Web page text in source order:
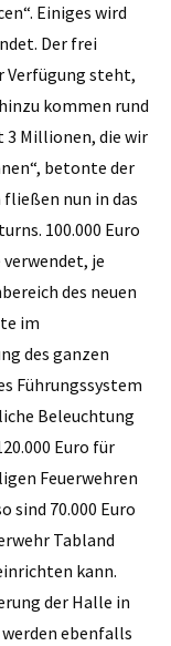
Einiges wird
Der frei
Verfügung steht,
kommen rund
3 Millionen, die wir
betonte der
fließen nun in das
100.000 Euro
je
des neuen
im
des ganzen
Führungssystem
Beleuchtung
Euro für
Feuerwehren
sind 70.000 Euro
Tabland
kann.
der Halle in
ebenfalls